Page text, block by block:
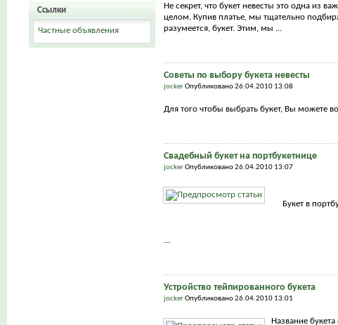
Не секрет, что букет невесты это одна из
целом. Купив платье, мы тщательно
разумеется, букет. Этим, мы ...
Советы по выбору букета невесты
jockerОпубликовано 26.04.2010 13:08
Для того чтобы выбрать букет, Вы можете
Свадебный букет на портбукетнице
jockerОпубликовано 26.04.2010 13:07
Букет в
...
Устройство тейпированного букета
jockerОпубликовано 26.04.2010 13:01
Название
Ссылки
Частные объявления